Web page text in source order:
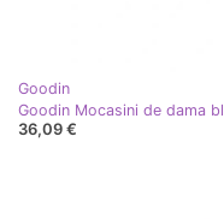
Goodin
Goodin Mocasini de dama
36,09 €